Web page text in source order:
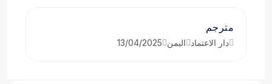
مترجم
دار الاعتماد اليمن 13/04/2025